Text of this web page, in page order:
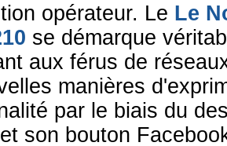
opérateur. Le Le
se démarque
aux férus de
manières
par le biais du
son bouton